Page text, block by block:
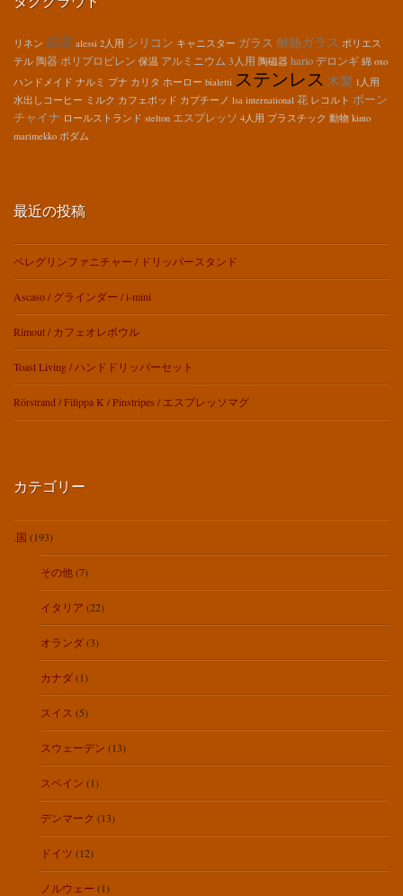
リネン 磁器 alessi 2人用 シリコン キャニスター ガラス 耐熱ガラス ポリエス
テル 陶器 ポリプロピレン 保温 アルミニウム 3人用 陶磁器 hario デロンギ 綿 oxo
ハンドメイド ナルミ ブナ カリタ ホーロー bialetti ステンレス 木製 1人用
水出しコーヒー ミルク カフェポッド カプチーノ lsa international 花 レコルト ボーン
チャイナ ロールストランド stelton エスプレッソ 4人用 プラスチック 動物 kinto
marimekko ボダム
最近の投稿
ペレグリンファニチャー / ドリッパースタンド
Ascaso / グラインダー / i-mini
Rimout / カフェオレボウル
Toast Living / ハンドドリッパーセット
Rörstrand / Filippa K / Pinstripes / エスプレッソマグ
カテゴリー
.国 (193)
その他(7)
イタリア (22)
オランダ(3)
カナダ(1)
スイス (5)
スウェーデン (13)
スペイン (1)
デンマーク (13)
ドイツ (12)
ノルウェー (1)